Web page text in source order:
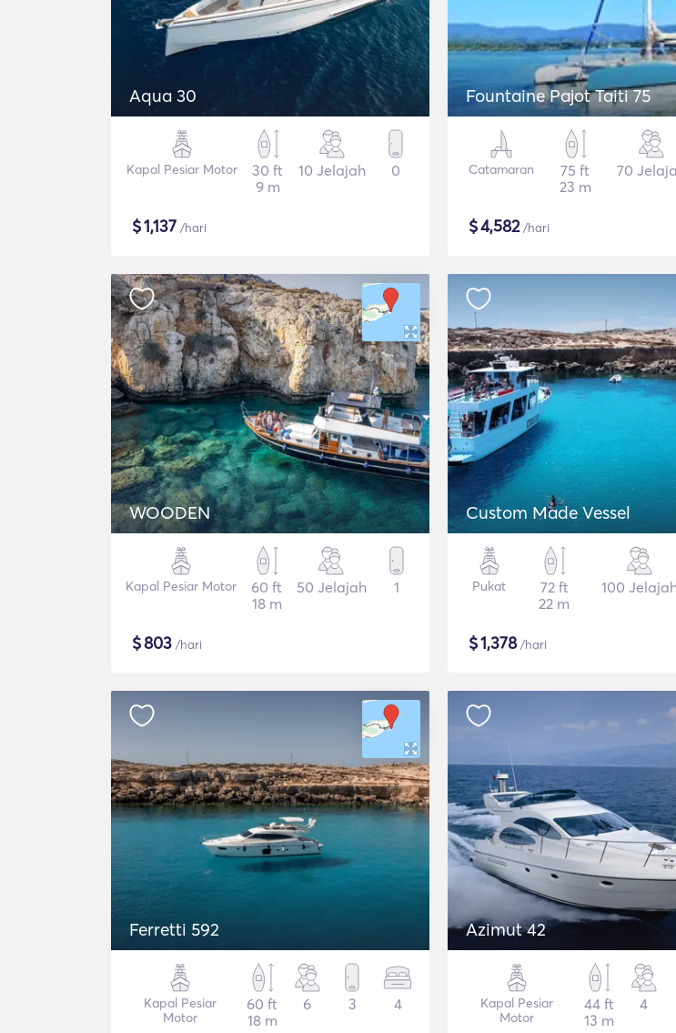
Aqua 30
Kapal Pesiar Motor
30 ft
9 m
10 Jelajah 0
$1,137 /hari
Fountaine Pajot Taiti 75
Catamaran
75 ft
23 m
70
$4,582/hari
WOODEN
Kapal Pesiar Motor
60 ft
18 m
50 Jelajah 1
$803 /hari
Custom Made Vessel
Pukat
72 ft
22 m
100
$1,378/hari
Ferretti 592
Kapal Pesiar
Motor
60 ft
18 m
6 3 4
Azimut 42
Kapal Pesiar
Motor
44 ft
13 m
4